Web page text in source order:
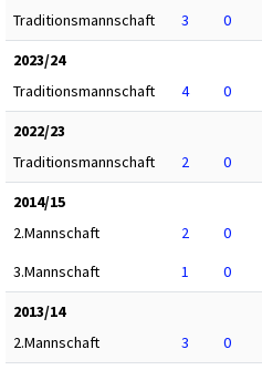
Traditionsmannschaft
3 0
2023/24
Traditionsmannschaft
4 0
2022/23
Traditionsmannschaft
2 0
2014/15
2.Mannschaft
2 0
3.Mannschaft
1 0
2013/14
2.Mannschaft
3 0